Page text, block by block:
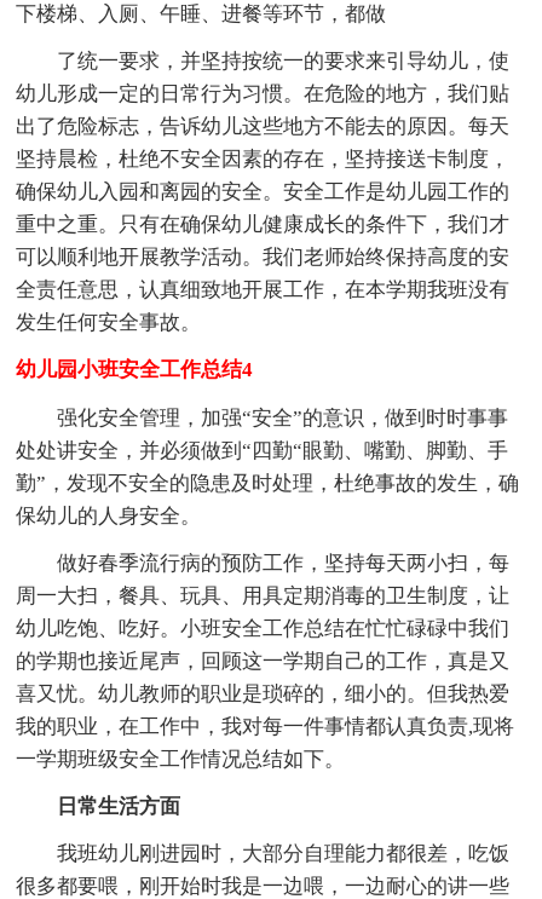
下楼梯、入厕、午睡、进餐等环节，都做
了统一要求，并坚持按统一的要求来引导幼儿，使
幼儿形成一定的日常行为习惯。在危险的地方，我们贴
出了危险标志，告诉幼儿这些地方不能去的原因。每天
坚持晨检，杜绝不安全因素的存在，坚持接送卡制度，
确保幼儿入园和离园的安全。安全工作是幼儿园工作的
重中之重。只有在确保幼儿健康成长的条件下，我们才
可以顺利地开展教学活动。我们老师始终保持高度的安
全责任意思，认真细致地开展工作，在本学期我班没有
发生任何安全事故。
幼儿园小班安全工作总结4
强化安全管理，加强“安全”的意识，做到时时事事
处处讲安全，并必须做到“四勤“眼勤、嘴勤、脚勤、手
勤”，发现不安全的隐患及时处理，杜绝事故的发生，确
保幼儿的人身安全。
做好春季流行病的预防工作，坚持每天两小扫，每
周一大扫，餐具、玩具、用具定期消毒的卫生制度，让
幼儿吃饱、吃好。小班安全工作总结在忙忙碌碌中我们
的学期也接近尾声，回顾这一学期自己的工作，真是又
喜又忧。幼儿教师的职业是琐碎的，细小的。但我热爱
我的职业，在工作中，我对每一件事情都认真负责,现将
一学期班级安全工作情况总结如下。
日常生活方面
我班幼儿刚进园时，大部分自理能力都很差，吃饭
很多都要喂，刚开始时我是一边喂，一边耐心的讲一些